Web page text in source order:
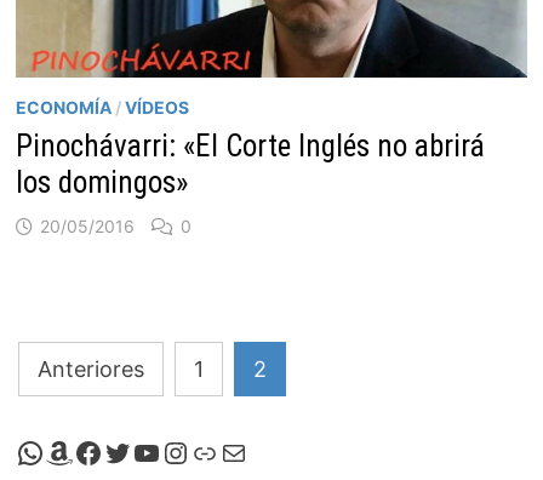
ECONOMÍA /VÍDEOS
Pinochávarri: «El Corte Inglés no abrirá
los domingos»
20/05/2016 0
Paginación
de
entradas
Anteriores 1 2
Canal de Whatsapp de Viscalacant
Comprar en Amazon
Facebook de Viscalacant
Twitter de Viscalacant
Canal de Youtube de Viscalacant
Instagram de Viscalacant
Viscalacant en Polkaverse
Correo electrónico